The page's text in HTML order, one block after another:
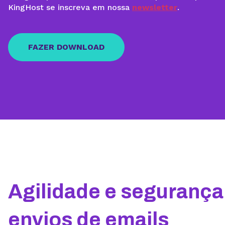
KingHost se inscreva em nossa newsletter.
FAZER DOWNLOAD
Agilidade e
envios de emails